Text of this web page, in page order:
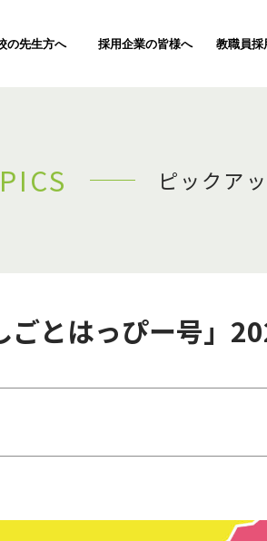
の先生方へ 採用企業の皆様へ 教職員採
ピックア
とはっぴー号」